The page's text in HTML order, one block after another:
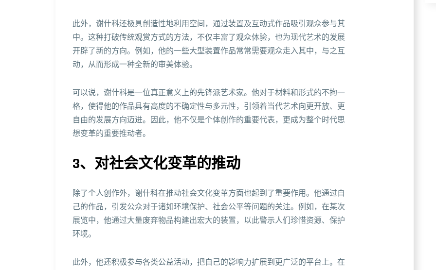
此外，谢什科还极具创造性地利用空间，通过装置及互动式作品吸引观众参与其
中。这种打破传统观赏方式的方法，不仅丰富了观众体验，也为现代艺术的发展
开辟了新的方向。例如，他的一些大型装置作品常常需要观众走入其中，与之互
动，从而形成一种全新的审美体验。
可以说，谢什科是一位真正意义上的先锋派艺术家。他对于材料和形式的不拘一
格，使得他的作品具有高度的不确定性与多元性，引领着当代艺术向更开放、更
自由的发展方向迈进。因此，他不仅是个体创作的重要代表，更成为整个时代思
想变革的重要推动者。
3、对社会文化变革的推动
除了个人创作外，谢什科在推动社会文化变革方面也起到了重要作用。他通过自
己的作品，引发公众对于诸如环境保护、社会公平等问题的关注。例如，在某次
展览中，他通过大量废弃物品构建出宏大的装置，以此警示人们珍惜资源、保护
环境。
此外，他还积极参与各类公益活动，把自己的影响力扩展到更广泛的平台上。在